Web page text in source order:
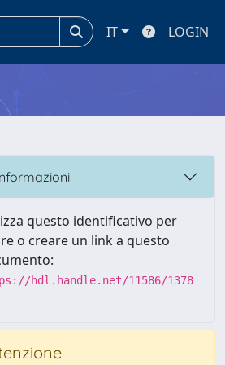
IT LOGIN
questo identificativo per
o creare un link a questo
hdl.handle.net/11586/1378